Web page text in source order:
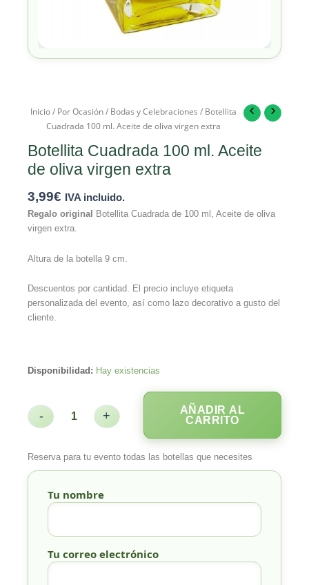
Inicio/ Por Ocasión/ Bodas y Celebraciones / Botellita
Cuadrada 100 ml. Aceite de oliva virgen extra
Botellita Cuadrada 100 ml. Aceite
de oliva virgen extra
3,99€ IVA incluido.
Regalo original Botellita Cuadrada de 100 ml, Aceite de oliva
virgen extra.
Altura de la botella 9 cm.
Descuentos por cantidad. El precio incluye etiqueta
personalizada del evento, así como lazo decorativo a gusto del
cliente.
Disponibilidad: Hay existencias
- +
AÑADIR AL
CARRITO
Reserva para tu evento todas las botellas que necesites
Tu nombre
Tu correo electrónico